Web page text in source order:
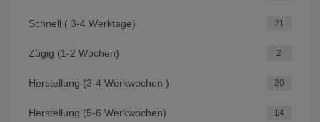
Schnell ( 3-4 Werktage) 21
Zügig (1-2 Wochen) 2
Herstellung (3-4 Werkwochen ) 20
Herstellung (5-6 Werkwochen) 14